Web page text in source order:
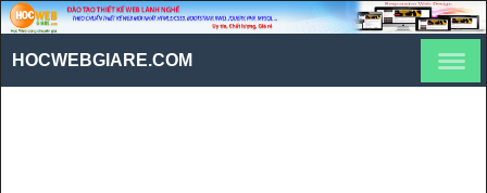
HOCWEBGIARE.COM